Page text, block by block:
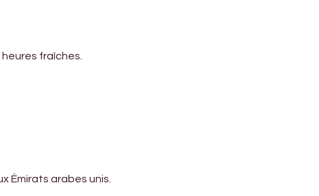
fraîches.
Émirats arabes unis.